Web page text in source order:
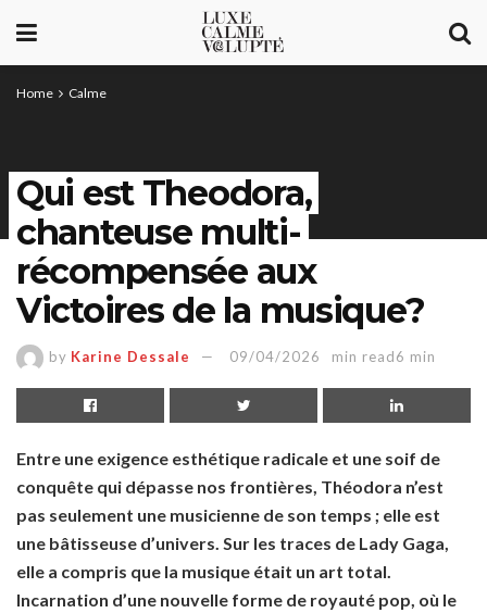
Home Calme
Qui est Theodora,
chanteuse multi-
récompensée aux
Victoires de la musique?
by Karine Dessale 09/04/2026 min read6 min
Entre une exigence esthétique radicale et une soif de
conquête qui dépasse nos frontières, Théodora n’est
pas seulement une musicienne de son temps ; elle est
une bâtisseuse d’univers. Sur les traces de Lady Gaga,
elle a compris que la musique était un art total.
Incarnation d’une nouvelle forme de royauté pop, où le